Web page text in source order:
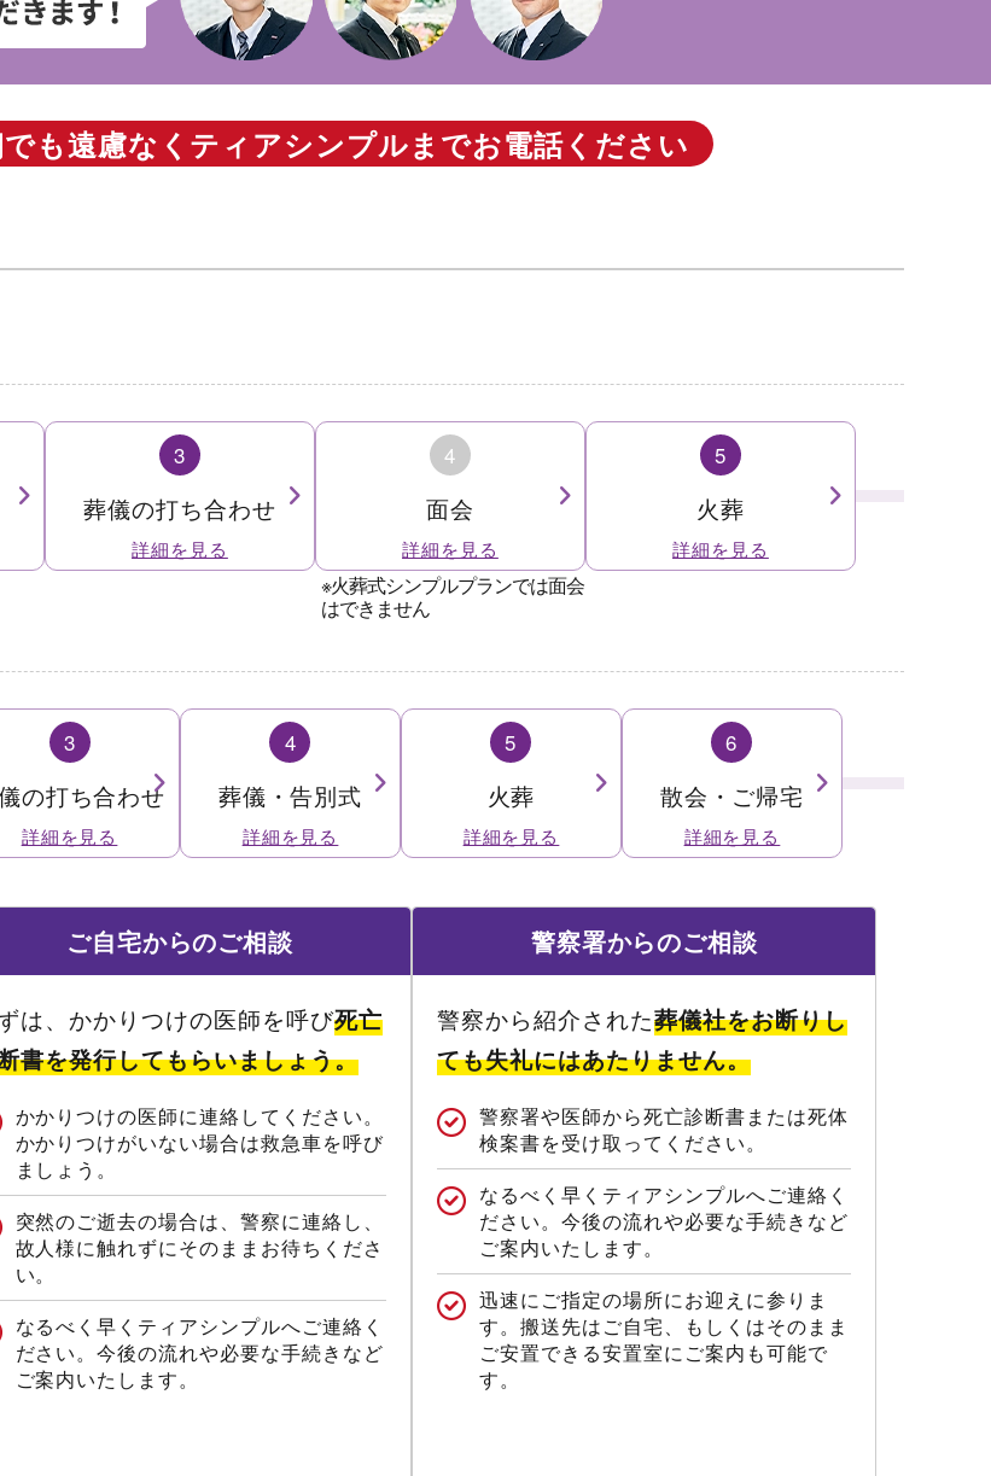
も遠慮なくティアシンプルまでお電話ください
3
葬儀の打ち合わせ
4
面会
5
火葬
3
の打ち合わせ
4
葬儀・告別式
5
火葬
6
散会・ご帰宅
ご自宅からのご相談
は、かかりつけの医師を呼び死亡
書を発行してもらいましょう。
かかりつけの医師に連絡してください。
かかりつけがいない場合は救急車を呼び
ましょう。
突然のご逝去の場合は、警察に連絡し、
故人様に触れずにそのままお待ちくださ
い。
なるべく早くティアシンプルへご連絡く
ださい。今後の流れや必要な手続きなど
ご案内いたします。
警察署からのご相談
警察から紹介された葬儀社をお断りし
ても失礼にはあたりません。
警察署や医師から死亡診断書または死体
検案書を受け取ってください。
なるべく早くティアシンプルへご連絡く
ださい。今後の流れや必要な手続きなど
ご案内いたします。
迅速にご指定の場所にお迎えに参りま
す。搬送先はご自宅、もしくはそのまま
ご安置できる安置室にご案内も可能で
す。